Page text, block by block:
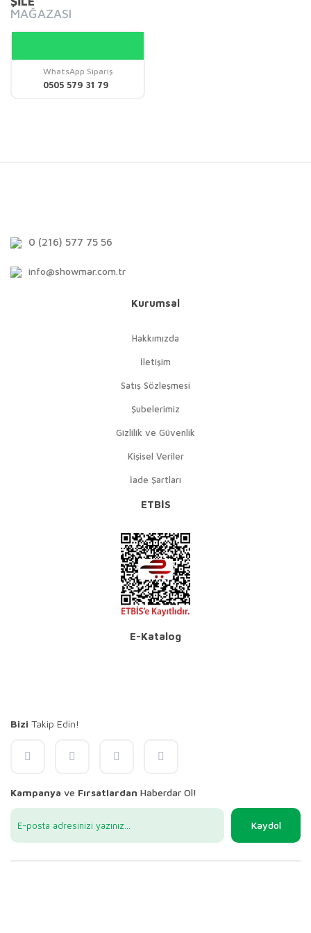
MAĞAZASI
WhatsApp Sipariş
0505 579 31 79
0 (216) 577 75 56
info@showmar.com.tr
Kurumsal
Hakkımızda
İletişim
Satış Sözleşmesi
Şubelerimiz
Gizlilik ve Güvenlik
Kişisel Veriler
İade Şartları
ETBİS
E-Katalog
Bizi Takip Edin!
Kampanya ve Fırsatlardan Haberdar Ol!
Kaydol